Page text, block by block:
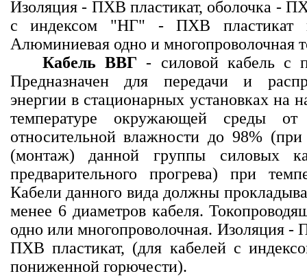
Изоляция - ПХВ пластикат, оболочка -
с индексом "НГ" - ПХВ пластикат
Алюминиевая одно и многопроволочная
Кабель ВВГ - силовой кабель с
Предназначен для передачи и
энергии в стационарных установках на
температуре окружающей среды
относительной влажности до 98%
(монтаж) данной группы силовых
предварительного прогрева) при
Кабели данного вида должны
менее 6 диаметров кабеля.
одно или многопроволочная. Изоляция -
ПХВ пластикат, (для кабелей с
пониженной горючести).